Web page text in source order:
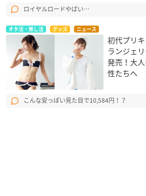
ロイヤルロードやばい…
オタ活・推し活 グッズ ニュース
初代プリ
ランジェ
発売！大
性たちへ
こんな安っぽい見た目で10,584円！？